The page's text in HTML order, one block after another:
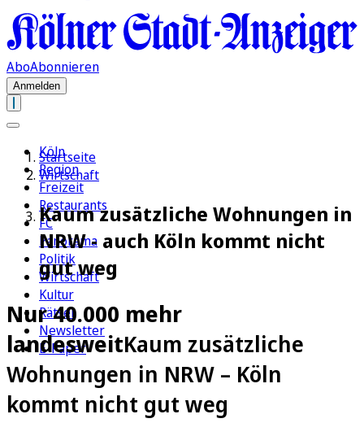
AboAbonnieren
Anmelden
Köln
Region
Freizeit
Restaurants
FC
Panorama
Politik
Wirtschaft
Kultur
Rätsel
Newsletter
E-Paper
Startseite
Wirtschaft
Kaum zusätzliche Wohnungen in
NRW - auch Köln kommt nicht
gut weg
Nur 40.000 mehr
landesweitKaum zusätzliche
Wohnungen in NRW – Köln
kommt nicht gut weg